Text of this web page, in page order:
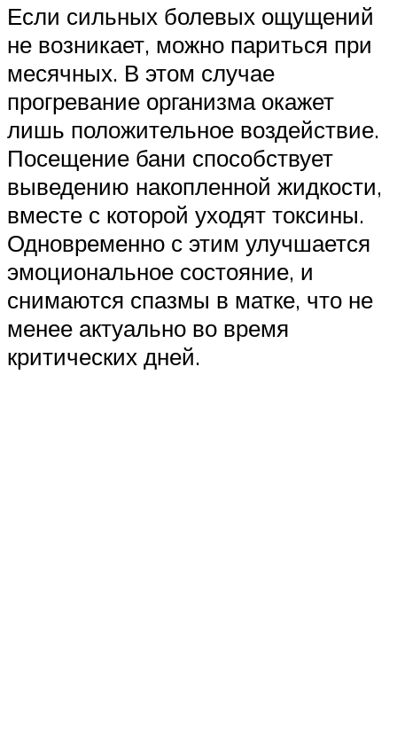
Если сильных болевых ощущений
не возникает, можно париться при
месячных. В этом случае
прогревание организма окажет
лишь положительное воздействие.
Посещение бани способствует
выведению накопленной жидкости,
вместе с которой уходят токсины.
Одновременно с этим улучшается
эмоциональное состояние, и
снимаются спазмы в матке, что не
менее актуально во время
критических дней.